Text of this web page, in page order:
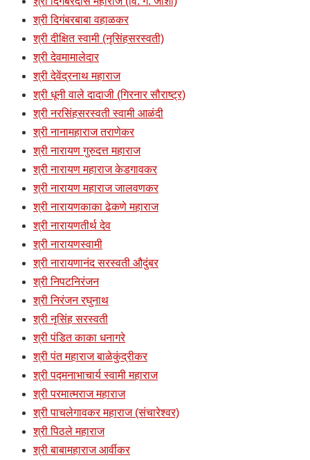
श्री दिगंबरबाबा वहाळकर
श्री दीक्षित स्वामी (नृसिंहसरस्वती)
श्री देवमामालेदार
श्री देवेंद्रनाथ महाराज
श्री धूनी वाले दादाजी (गिरनार सौराष्ट्र)
श्री नरसिंहसरस्वती स्वामी आळंदी
श्री नानामहाराज तराणेकर
श्री नारायण गुरुदत्त महाराज
श्री नारायण महाराज केडगावकर
श्री नारायण महाराज जालवणकर
श्री नारायणकाका ढेकणे महाराज
श्री नारायणतीर्थ देव
श्री नारायणस्वामी
श्री नारायणानंद सरस्वती औदुंबर
श्री निपटनिरंजन
श्री निरंजन रघुनाथ
श्री नृसिंह सरस्वती
श्री पंडित काका धनागरे
श्री पंत महाराज बाळेकुंद्रीकर
श्री पद्मनाभाचार्य स्वामी महाराज
श्री परमात्मराज महाराज
श्री पाचलेगावकर महाराज (संचारेश्वर)
श्री पिठले महाराज
श्री बाबामहाराज आर्वीकर